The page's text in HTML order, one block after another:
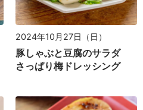
2024年10月27日（日）
豚しゃぶと豆腐のサラダ
さっぱり梅ドレッシング